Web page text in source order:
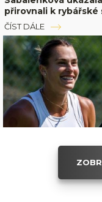
přirovnali k
ČÍST DÁLE